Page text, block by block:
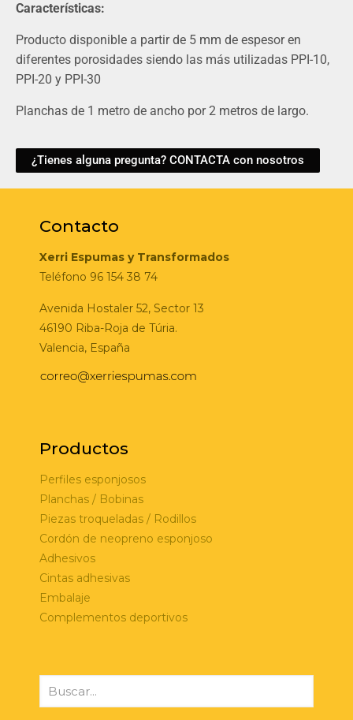
Características:
Producto disponible a partir de 5 mm de espesor en
diferentes porosidades siendo las más utilizadas PPI-10,
PPI-20 y PPI-30
Planchas de 1 metro de ancho por 2 metros de largo.
¿Tienes alguna pregunta? CONTACTA con nosotros
Contacto
Xerri Espumas y Transformados
Teléfono 96 154 38 74
Avenida Hostaler 52, Sector 13
46190 Riba-Roja de Túria.
Valencia, España
Productos
Perfiles esponjosos
Planchas / Bobinas
Piezas troqueladas / Rodillos
Cordón de neopreno esponjoso
Adhesivos
Cintas adhesivas
Embalaje
Complementos deportivos